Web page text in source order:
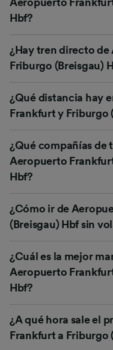
Aeropuerto
Hbf?
¿Hay tren directo
Friburgo (Breisgau)
¿Qué distancia hay
Frankfurt y Friburgo
¿Qué compañías de
Aeropuerto
Hbf?
¿Cómo ir de
(Breisgau) Hbf sin
¿Cuál es la mejor
Aeropuerto
Hbf?
¿A qué hora sale el
Frankfurt a Friburgo